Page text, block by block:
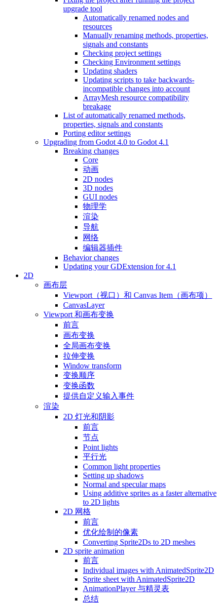
upgrade tool
Automatically renamed nodes and
resources
Manually renaming methods, properties,
signals and constants
Checking project settings
Checking Environment settings
Updating shaders
Updating scripts to take backwards-
incompatible changes into account
ArrayMesh resource compatibility
breakage
List of automatically renamed methods,
properties, signals and constants
Porting editor settings
Upgrading from Godot 4.0 to Godot 4.1
Breaking changes
Core
动画
2D nodes
3D nodes
GUI nodes
物理学
渲染
导航
网络
编辑器插件
Behavior changes
Updating your GDExtension for 4.1
2D
画布层
Viewport（视口）和 Canvas Item（画布项）
CanvasLayer
Viewport 和画布变换
前言
画布变换
全局画布变换
拉伸变换
Window transform
变换顺序
变换函数
提供自定义输入事件
渲染
2D 灯光和阴影
前言
节点
Point lights
平行光
Common light properties
Setting up shadows
Normal and specular maps
Using additive sprites as a faster alternative
to 2D lights
2D 网格
前言
优化绘制的像素
Converting Sprite2Ds to 2D meshes
2D sprite animation
前言
Individual images with AnimatedSprite2D
Sprite sheet with AnimatedSprite2D
AnimationPlayer 与精灵表
总结